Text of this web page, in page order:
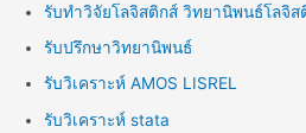
รับทำวิจัยโลจิสติกส์ วิทยานิพนธ์โลจิ
รับปรึกษาวิทยานิพนธ์
รับวิเคราะห์ AMOS LISREL
รับวิเคราะห์ stata